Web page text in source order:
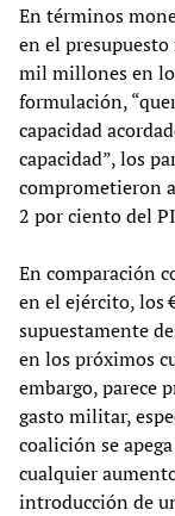
En términos
en el
mil millones en
formulación,
capacidad
capacidad”, los
comprometieron
2 por ciento del
En comparación
en el ejército, los
supuestamente
en los próximos
embargo, parece
gasto militar,
coalición se
cualquier
introducción de